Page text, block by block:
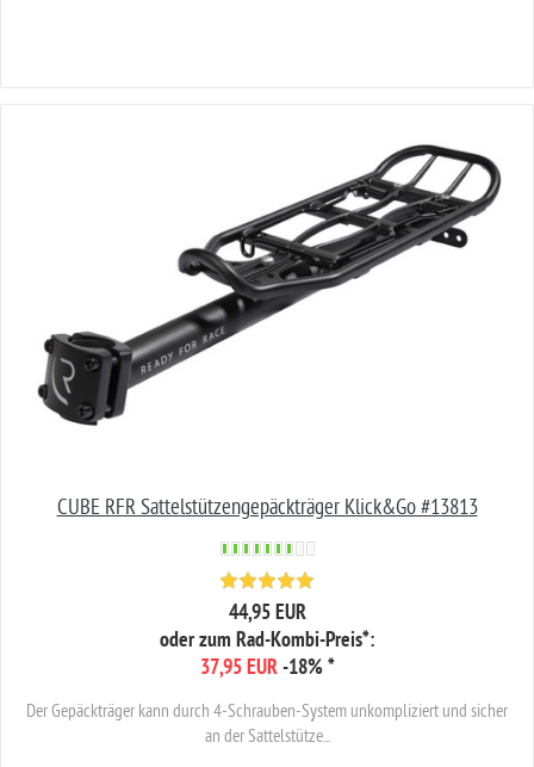
CUBE RFR Sattelstützengepäckträger Klick&Go #13813
44,95 EUR
oder zum Rad-Kombi-Preis*:
37,95 EUR -18%*
Der Gepäckträger kann durch 4-Schrauben-System unkompliziert und sicher
an der Sattelstütze...